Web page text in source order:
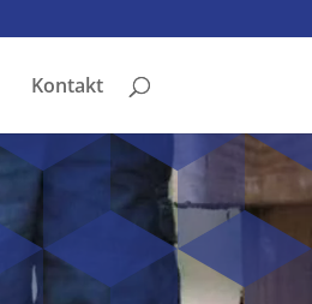
Kontakt